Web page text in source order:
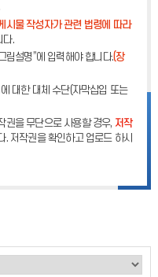
시물 작성자가 관련 법령에 따라
다.
림설명”에 입력해야 합니다.(장
대한 대체 수단(자막삽입 또는
권을 무단으로 사용할 경우, 저작
. 저작권을 확인하고 업로드 하시